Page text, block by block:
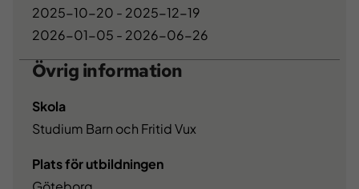
2025-10-20 - 2025-12-19
2026-01-05 - 2026-06-26
Övrig information
Skola
Studium Barn och Fritid Vux
Plats för utbildningen